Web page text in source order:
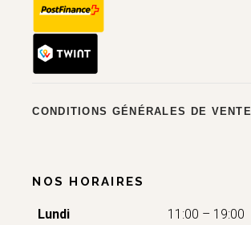
CONDITIONS GÉNÉRALES DE VENTE
NOS HORAIRES
Lundi 11:00 – 19:00